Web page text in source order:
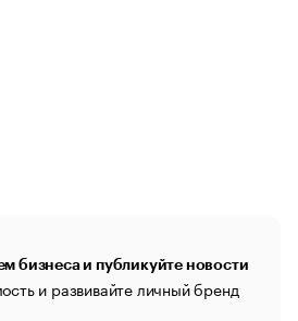
бизнеса и публикуйте новости
и развивайте личный бренд